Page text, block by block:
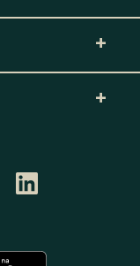
LINKEDIN
DA